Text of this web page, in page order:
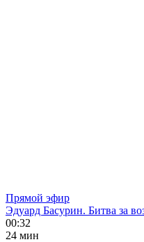
Прямой эфир
Эдуард Басурин. Битва за
00:32
24 мин